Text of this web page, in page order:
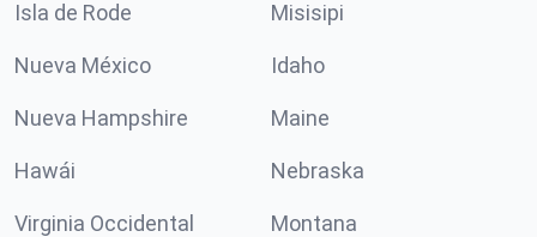
Isla de Rode Misisipi
Nueva México Idaho
Nueva Hampshire Maine
Hawái Nebraska
Virginia Occidental Montana